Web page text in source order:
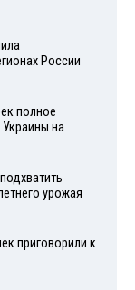
России
полное
на
урожая
приговорили к